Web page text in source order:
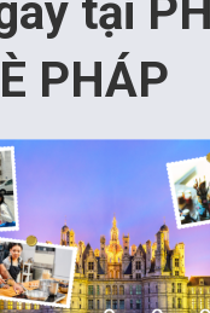
tại
PHÁP